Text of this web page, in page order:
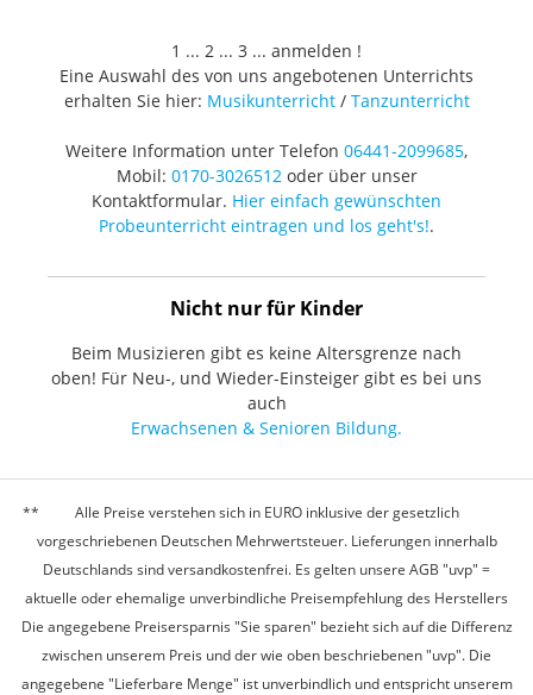
1 ... 2 ... 3 ... anmelden !
Eine Auswahl des von uns angebotenen Unterrichts
erhalten Sie hier: Musikunterricht/ Tanzunterricht
Weitere Information unter Telefon 06441-2099685,
Mobil: 0170-3026512oder über unser
Kontaktformular. Hier einfach gewünschten
Probeunterricht eintragen und los geht's!.
Nicht nur für Kinder
Beim Musizieren gibt es keine Altersgrenze nach
oben! Für Neu-, und Wieder-Einsteiger gibt es bei uns
auch
Erwachsenen & Senioren Bildung.
Alle Preise verstehen sich in EURO inklusive der gesetzlich
vorgeschriebenen Deutschen Mehrwertsteuer. Lieferungen innerhalb
Deutschlands sind versandkostenfrei. Es gelten unsere AGB "uvp" =
aktuelle oder ehemalige unverbindliche Preisempfehlung des Herstellers
Die angegebene Preisersparnis "Sie sparen" bezieht sich auf die Differenz
zwischen unserem Preis und der wie oben beschriebenen "uvp". Die
angegebene "Lieferbare Menge" ist unverbindlich und entspricht unserem